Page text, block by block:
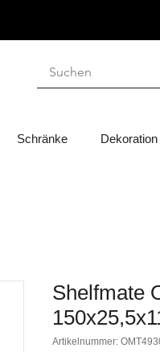
Schränke Dekoration
Shelfmate
Artikelnummer: